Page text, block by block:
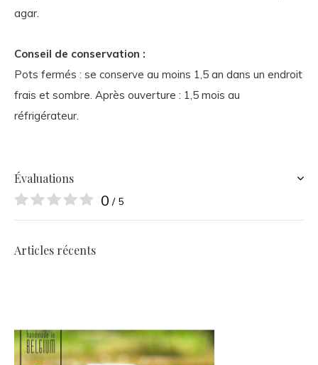
agar.
Conseil de conservation :
Pots fermés : se conserve au moins 1,5 an dans un endroit
frais et sombre. Après ouverture : 1,5 mois au
réfrigérateur.
Évaluations
0 / 5
Articles récents